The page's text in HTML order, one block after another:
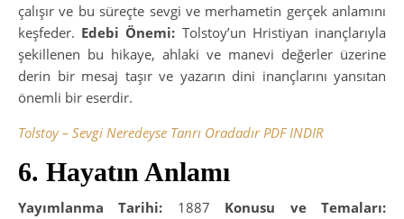
çalışır ve bu süreçte sevgi ve merhametin gerçek anlamını
keşfeder. Edebi Önemi: Tolstoy’un Hristiyan inançlarıyla
şekillenen bu hikaye, ahlaki ve manevi değerler üzerine
derin bir mesaj taşır ve yazarın dini inançlarını yansıtan
önemli bir eserdir.
Tolstoy – Sevgi Neredeyse Tanrı Oradadır PDF INDIR
6. Hayatın Anlamı
Yayımlanma Tarihi: 1887 Konusu ve Temaları: